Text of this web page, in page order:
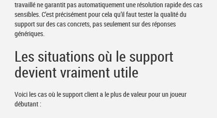
travaillé ne garantit pas automatiquement une résolution rapide des cas
sensibles. C’est précisément pour cela qu’il faut tester la qualité du
support sur des cas concrets, pas seulement sur des réponses
génériques.
Les situations où le support
devient vraiment utile
Voici les cas où le support client a le plus de valeur pour un joueur
débutant :